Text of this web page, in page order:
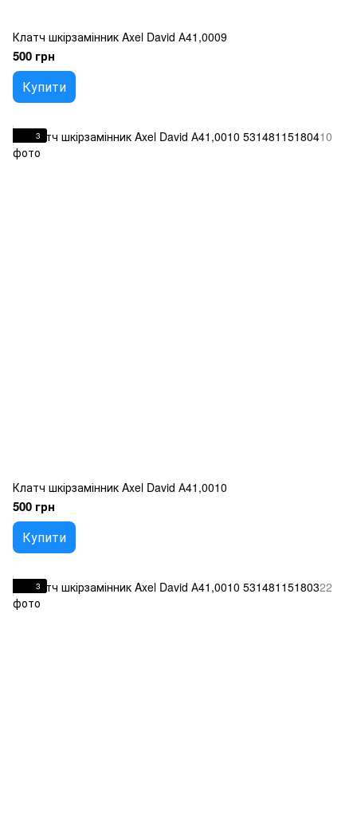
Клатч шкірзамінник Axel David А41,0009
500 грн
Купити
3
Клатч шкірзамінник Axel David А41,0010
500 грн
Купити
3